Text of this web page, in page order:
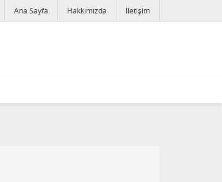
Ana Sayfa Hakkımızda İletişim